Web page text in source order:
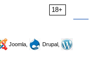
18+
Joomla,
Drupal,